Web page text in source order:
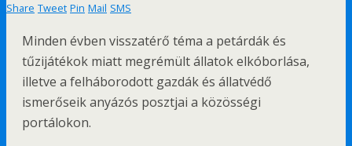
Share Tweet Pin Mail SMS
Minden évben visszatérő téma a petárdák és
tűzijátékok miatt megrémült állatok elkóborlása,
illetve a felháborodott gazdák és állatvédő
ismerőseik anyázós posztjai a közösségi
portálokon.